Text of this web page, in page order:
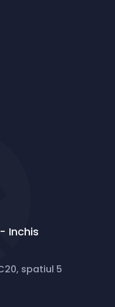
Inchis
spatiul 5